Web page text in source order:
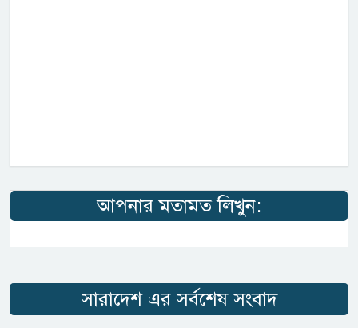
আপনার মতামত লিখুন:
সারাদেশ এর সর্বশেষ সংবাদ